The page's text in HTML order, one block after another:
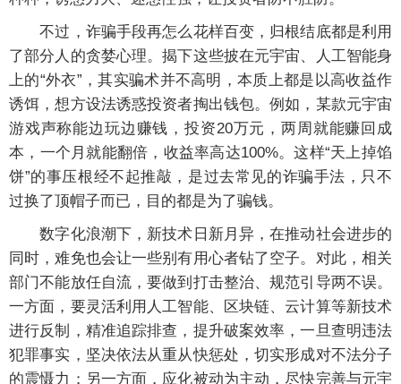
不过，诈骗手段再怎么花样百变，归根结底都是利用
了部分人的贪婪心理。揭下这些披在元宇宙、人工智能身
上的“外衣”，其实骗术并不高明，本质上都是以高收益作
诱饵，想方设法诱惑投资者掏出钱包。例如，某款元宇宙
游戏声称能边玩边赚钱，投资20万元，两周就能赚回成
本，一个月就能翻倍，收益率高达100%。这样“天上掉馅
饼”的事压根经不起推敲，是过去常见的诈骗手法，只不
过换了顶帽子而已，目的都是为了骗钱。
数字化浪潮下，新技术日新月异，在推动社会进步的
同时，难免也会让一些别有用心者钻了空子。对此，相关
部门不能放任自流，要做到打击整治、规范引导两不误。
一方面，要灵活利用人工智能、区块链、云计算等新技术
进行反制，精准追踪排查，提升破案效率，一旦查明违法
犯罪事实，坚决依法从重从快惩处，切实形成对不法分子
的震慑力；另一方面，应化被动为主动，尽快完善与元宇